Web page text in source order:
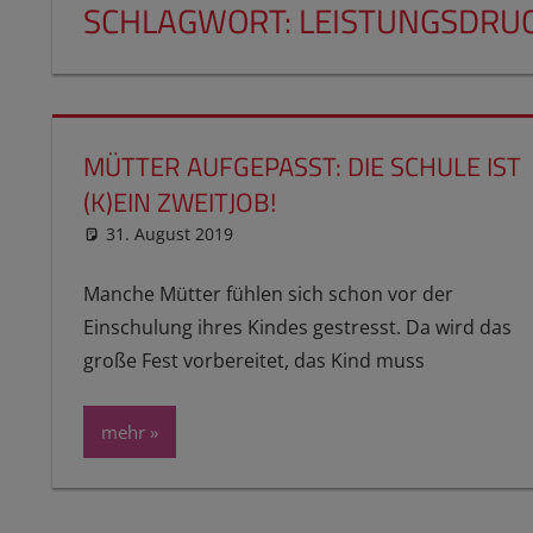
SCHLAGWORT:
MÜTTER AUFGEPASST: DIE SCHULE IST
(K)EIN ZWEITJOB!
31. August 2019
Manche Mütter fühlen sich schon vor der
Einschulung ihres Kindes gestresst. Da wird das
große Fest vorbereitet, das Kind muss
mehr